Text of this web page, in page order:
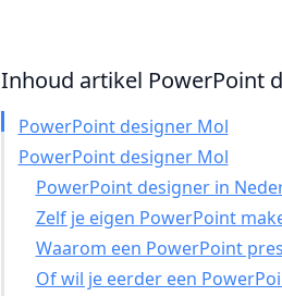
Inhoud artikel PowerPoint
PowerPoint designer Mol
PowerPoint designer Mol
PowerPoint designer in
Zelf je eigen PowerPoint
Waarom een PowerPoint
Of wil je eerder een